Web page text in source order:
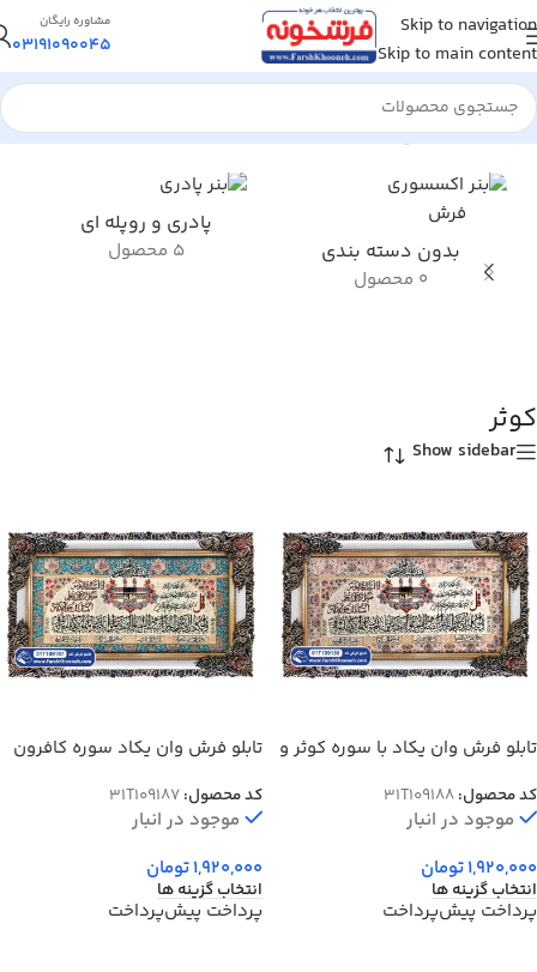
Skip to navigation
Skip to main content
مشاوره رایگان
03191090045
خانه/محصول طرح تابلو فرش آیه/کوثر
بدون دسته بندی
0 محصول
پادری و روپله ای
5 محصول
کوثر
Show sidebar
تابلو فرش وان یکاد با سوره کوثر و
کد محصول:31T109188
موجود در انبار
1,920,000تومان
انتخاب گزینه ها
پرداخت پیش‌پرداخت
تابلو فرش وان یکاد سوره کافرون
کد محصول:31T109187
موجود در انبار
1,920,000تومان
انتخاب گزینه ها
پرداخت پیش‌پرداخت